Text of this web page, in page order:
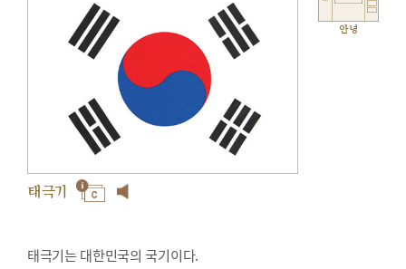
태극기
안녕
태극기는 대한민국의 국기이다.